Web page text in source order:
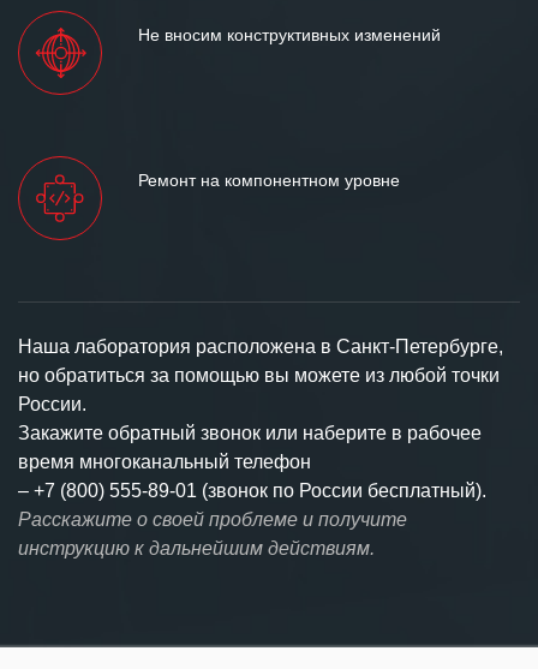
Не вносим конструктивных изменений
Ремонт на компонентном уровне
Наша лаборатория расположена в Санкт-Петербурге,
но обратиться за помощью вы можете из любой точки
России.
Закажите обратный звонок или наберите в рабочее
время многоканальный телефон
– +7 (800) 555-89-01 (звонок по России бесплатный).
Расскажите о своей проблеме и получите
инструкцию к дальнейшим действиям.